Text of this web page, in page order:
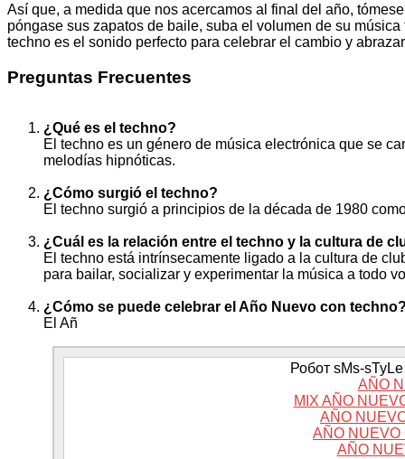
Así que, a medida que nos acercamos al final del año,
póngase sus zapatos de baile, suba el volumen de su
techno es el sonido perfecto para celebrar el cambio y
Preguntas Frecuentes
¿Qué es el techno?
El techno es un género de música electrónica que se
melodías hipnóticas.
¿Cómo surgió el techno?
El techno surgió a principios de la década de 1980
¿Cuál es la relación entre el techno y la cultura de
El techno está intrínsecamente ligado a la cultura de
para bailar, socializar y experimentar la música a todo
¿Cómo se puede celebrar el Año Nuevo con
El Añ
Робот sMs-
AÑO
MIX AÑO
AÑO
AÑO
AÑO